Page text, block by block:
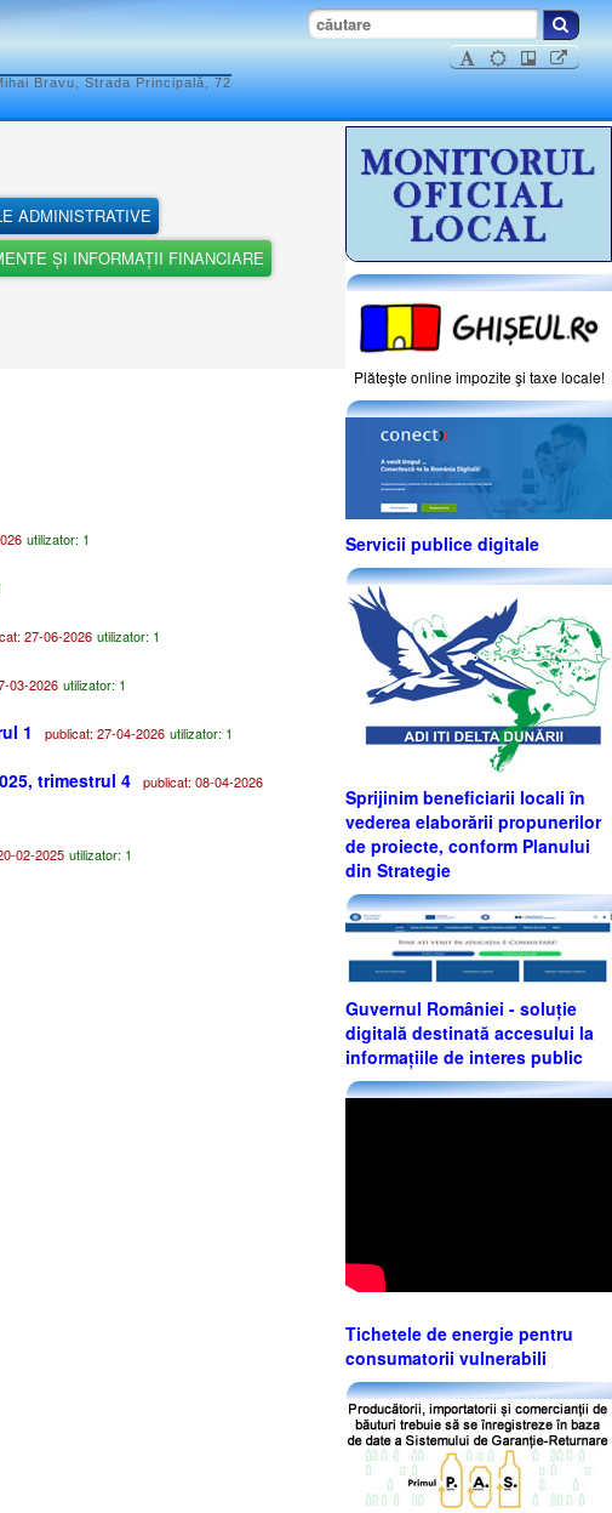
Bravu, Strada Principală, 72
ADMINISTRATIVE
ȘI INFORMAȚII FINANCIARE
utilizator: 1
27-06-2026 utilizator: 1
03-2026 utilizator: 1
1 publicat: 27-04-2026 utilizator: 1
trimestrul 4
publicat: 08-04-2026
02-2025 utilizator: 1
Plăteşte online impozite şi taxe locale!
Servicii publice digitale
Sprijinim beneficiarii locali în
vederea elaborării propunerilor
de proiecte, conform Planului
din Strategie
Guvernul României - soluție
digitală destinată accesului la
informațiile de interes public
Tichetele de energie pentru
consumatorii vulnerabili